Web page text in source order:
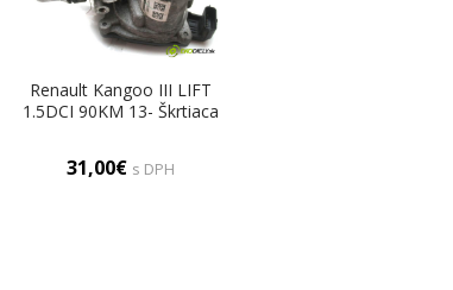
Renault Kangoo III LIFT
1.5DCI 90KM 13- Škrtiaca
31,00€ s DPH